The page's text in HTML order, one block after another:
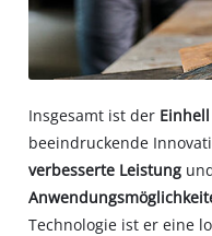
Insgesamt ist der
beeindruckende
verbesserte Leistung
Technologie ist er eine